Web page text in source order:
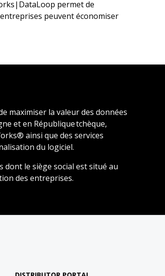
permet de
peuvent économiser
maximiser la valeur des données
et en République tchèque,
ainsi que des services
du logiciel.
le siège social est situé au
des entreprises.